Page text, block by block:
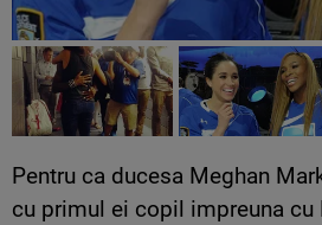
Pentru ca ducesa Meghan
cu primul ei copil impreuna cu